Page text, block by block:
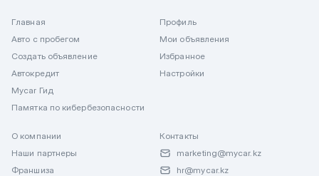
Главная
Авто с пробегом
Создать объявление
Автокредит
Mycar Гид
Памятка по кибербезопасности
Профиль
Мои объявления
Избранное
Настройки
О компании
Наши партнеры
Франшиза
Контакты
marketing@mycar.kz
hr@mycar.kz